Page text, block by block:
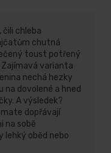
čili chleba
chutná
toust potřený
varianta
nechá hezky
dovolené a hned
A výsledek?
dopřávají
na sobě
lehký oběd nebo